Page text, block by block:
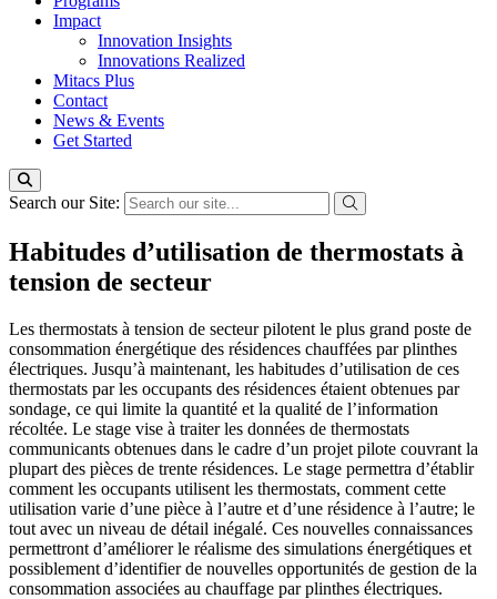
Impact
Innovation Insights
Innovations Realized
Mitacs Plus
Contact
News & Events
Get Started
Search our Site:
Habitudes d’utilisation de thermostats à
tension de secteur
Les thermostats à tension de secteur pilotent le plus grand poste de
consommation énergétique des résidences chauffées par plinthes
électriques. Jusqu’à maintenant, les habitudes d’utilisation de ces
thermostats par les occupants des résidences étaient obtenues par
sondage, ce qui limite la quantité et la qualité de l’information
récoltée. Le stage vise à traiter les données de thermostats
communicants obtenues dans le cadre d’un projet pilote couvrant la
plupart des pièces de trente résidences. Le stage permettra d’établir
comment les occupants utilisent les thermostats, comment cette
utilisation varie d’une pièce à l’autre et d’une résidence à l’autre; le
tout avec un niveau de détail inégalé. Ces nouvelles connaissances
permettront d’améliorer le réalisme des simulations énergétiques et
possiblement d’identifier de nouvelles opportunités de gestion de la
consommation associées au chauffage par plinthes électriques.